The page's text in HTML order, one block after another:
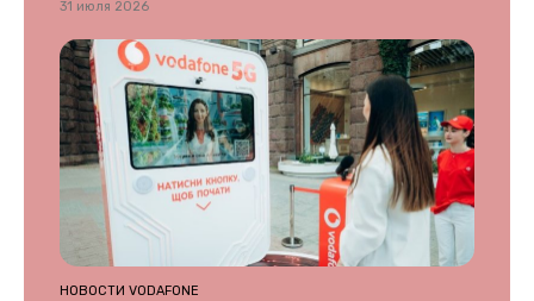
31 июля 2026
НОВОСТИ VODAFONE